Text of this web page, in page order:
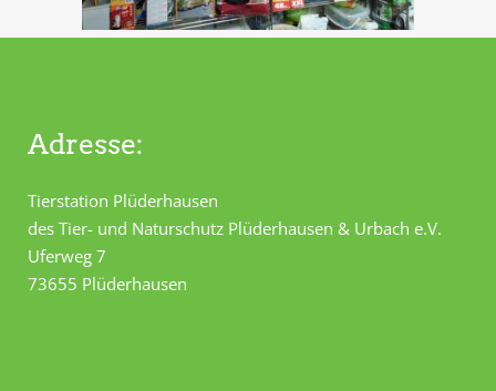
Adresse:
Tierstation Plüderhausen
des Tier- und Naturschutz Plüderhausen & Urbach e.V.
Uferweg 7
73655 Plüderhausen